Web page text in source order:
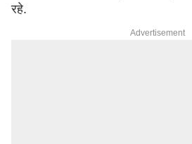
रहे.
Advertisement